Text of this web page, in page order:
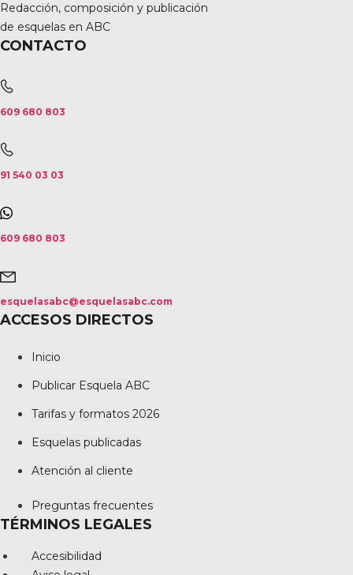
Redacción, composición y publicación
de esquelas en ABC
CONTACTO
609 680 803
91 540 03 03
609 680 803
esquelasabc@esquelasabc.com
ACCESOS DIRECTOS
Inicio
Publicar Esquela ABC
Tarifas y formatos 2026
Esquelas publicadas
Atención al cliente
Preguntas frecuentes
TÉRMINOS LEGALES
Accesibilidad